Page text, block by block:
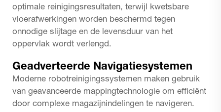
optimale reinigingsresultaten, terwijl kwetsbare
vloerafwerkingen worden beschermd tegen
onnodige slijtage en de levensduur van het
oppervlak wordt verlengd.
Geadverteerde Navigatiesystemen
Moderne robotreinigingssystemen maken gebruik
van geavanceerde mappingtechnologie om efficiënt
door complexe magazijnindelingen te navigeren.